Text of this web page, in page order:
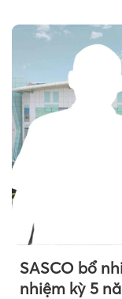
SASCO bổ
nhiệm kỳ 5